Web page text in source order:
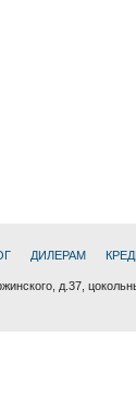
ДИЛЕРАМ
д.37,